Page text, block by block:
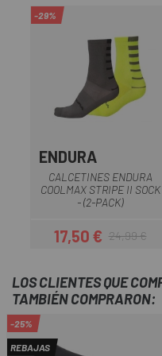
-29%
ENDURA
CALCETINES ENDURA
COOLMAX STRIPE II SOCK
- (2-PACK)
Precio
17,50 €Precio
24,99 €
LOS CLIENTES QUE
TAMBIÉN COMPRARON:
-25%
REBAJAS